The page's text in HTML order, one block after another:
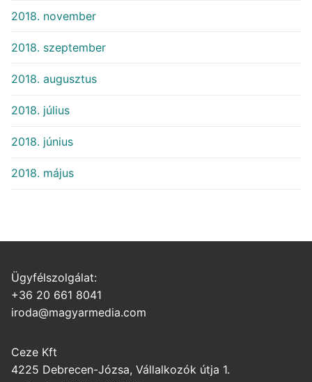
2018. november
2018. szeptember
2018. augusztus
2018. július
2018. június
2018. május
Ügyfélszolgálat:
+36 20 661 8041
iroda@magyarmedia.com
Ceze Kft
4225 Debrecen-Józsa, Vállalkozók útja 1.